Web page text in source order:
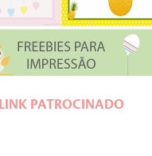
LINK PATROCINADO